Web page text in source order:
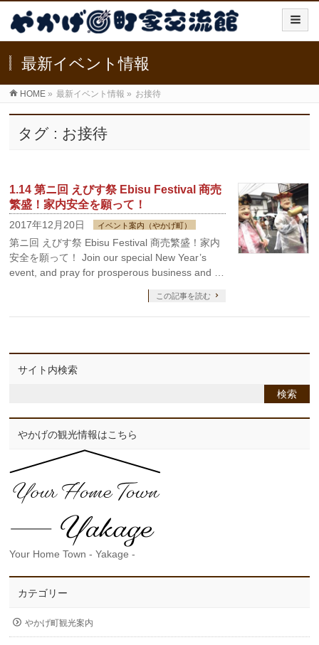
最新イベント情報
HOME » 最新イベント情報 » お接待
タグ : お接待
1.14 第ニ回 えびす祭 Ebisu Festival 商売
繁盛！家内安全を願って！
2017年12月20日 イベント案内（やかげ町）
第ニ回 えびす祭 Ebisu Festival 商売繁盛！家内
安全を願って！ Join our special New Year’s
event, and pray for prosperous business and …
この記事を読む
サイト内検索
やかげの観光情報はこちら
Your Home Town - Yakage -
カテゴリー
やかげ町観光案内